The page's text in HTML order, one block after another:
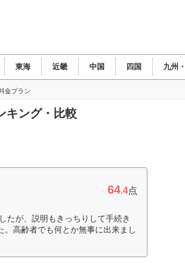
東海 近畿 中国 四国 九州
金プラン
キング・比較
64.4点
たが、説明もきっちりして手続き
高齢者でも何とか無事に出来まし